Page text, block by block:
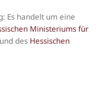
Es handelt um eine
Ministeriums für
und des Hessischen